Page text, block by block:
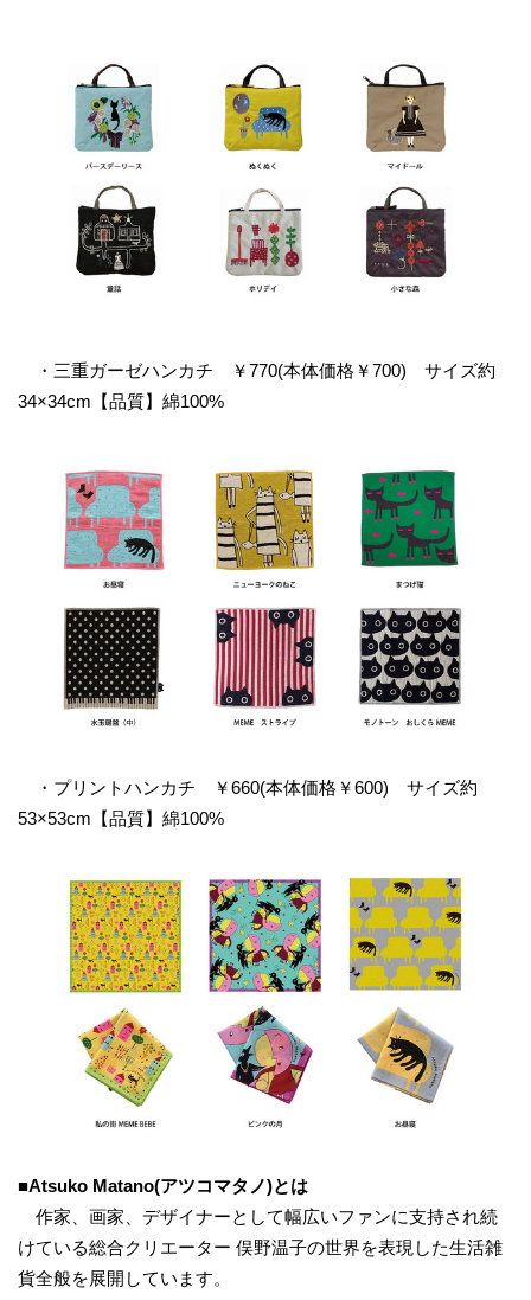
・三重ガーゼハンカチ ￥770(本体価格￥700) サイズ約
34×34cm【品質】綿100%
・プリントハンカチ ￥660(本体価格￥600) サイズ約
53×53cm【品質】綿100%
■Atsuko Matano(アツコマタノ)とは
作家、画家、デザイナーとして幅広いファンに支持され続
けている総合クリエーター 俣野温子の世界を表現した生活雑
貨全般を展開しています。